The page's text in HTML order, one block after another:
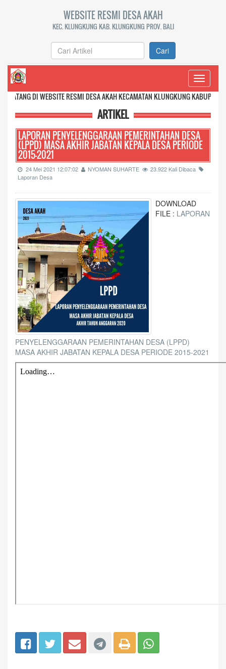
WEBSITE RESMI DESA AKAH
KEC. KLUNGKUNG KAB. KLUNGKUNG PROV. BALI
Cari
Toggle
RESMI DESA AKAH KECAMATAN KLUNGKUNG KABUPATEN KLUNGKUNG
ARTIKEL
LAPORAN PENYELENGGARAAN PEMERINTAHAN DESA
(LPPD) MASA AKHIR JABATAN KEPALA DESA PERIODE
2015-2021
24 Mei 2021 12:07:02 NYOMAN SUHARTE
23.922 Kali Dibaca
Laporan Desa
DOWNLOAD
FILE : LAPORAN
PENYELENGGARAAN PEMERINTAHAN DESA (LPPD)
MASA AKHIR JABATAN KEPALA DESA PERIODE 2015-2021